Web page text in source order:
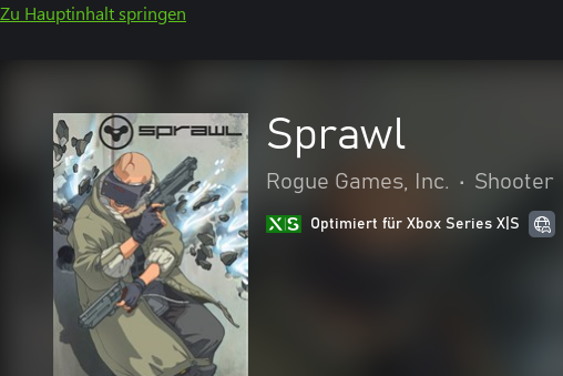
Zu Hauptinhalt springen
Sprawl
Rogue Games, Inc. • Shooter
Optimiert für Xbox Series X|S